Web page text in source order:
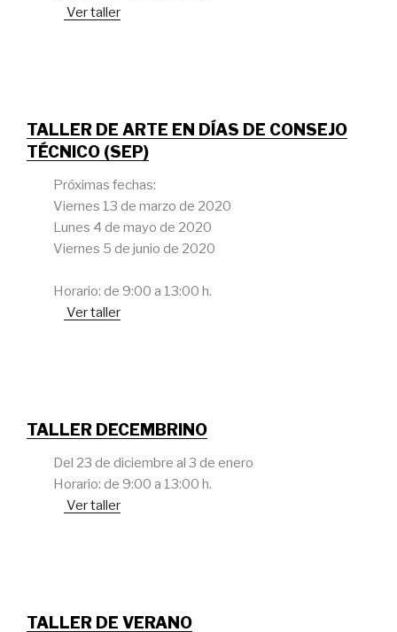
Ver taller
TALLER DE ARTE EN DÍAS DE CONSEJO
TÉCNICO (SEP)
Próximas fechas:
Viernes 13 de marzo de 2020
Lunes 4 de mayo de 2020
Viernes 5 de junio de 2020
Horario: de 9:00 a 13:00 h.
Ver taller
TALLER DECEMBRINO
Del 23 de diciembre al 3 de enero
Horario: de 9:00 a 13:00 h.
Ver taller
TALLER DE VERANO